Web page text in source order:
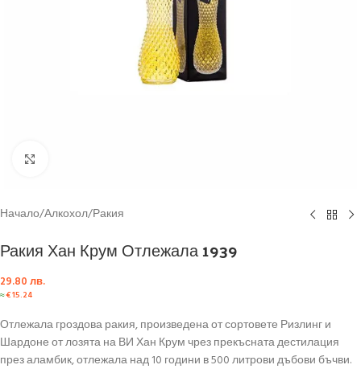
Начало/Алкохол/Ракия
Ракия Хан Крум Отлежала 1939
29.80 лв.
≈€15.24
Отлежала гроздова ракия, произведена от сортовете Ризлинг и
Шардоне от лозята на ВИ Хан Крум чрез прекъсната дестилация
през аламбик, отлежала над 10 години в 500 литрови дъбови бъчви.